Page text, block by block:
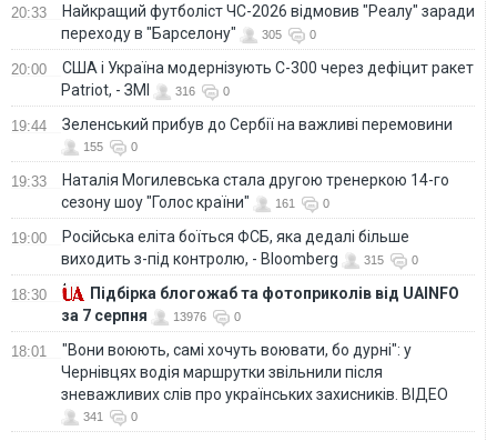
20:33
Найкращий футболіст ЧС-2026 відмовив "Реалу" заради
переходу в "Барселону"
305 0
20:00
США і Україна модернізують С-300 через дефіцит ракет
Patriot, - ЗМІ
316 0
19:44 Зеленський прибув до Сербії на важливі перемовини
155 0
19:33
Наталія Могилевська стала другою тренеркою 14-го
сезону шоу "Голос країни"
161 0
19:00
Російська еліта боїться ФСБ, яка дедалі більше
виходить з-під контролю, - Bloomberg
315 0
18:30
Підбірка блогожаб та фотоприколів від UAINFO
за 7 серпня
13976 0
18:01
"Вони воюють, самі хочуть воювати, бо дурні": у
Чернівцях водія маршрутки звільнили після
зневажливих слів про українських захисників. ВІДЕО
341 0